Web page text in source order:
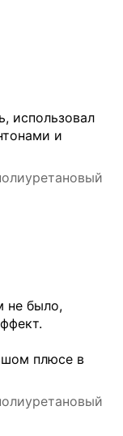
использовал
и
не было,
плюсе в